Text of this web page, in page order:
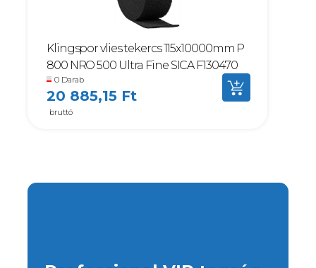
Klingspor vlies tekercs 115x10000mm P
800 NRO 500 Ultra Fine SICA F130470
0 Darab
20 885,15 Ft
bruttó